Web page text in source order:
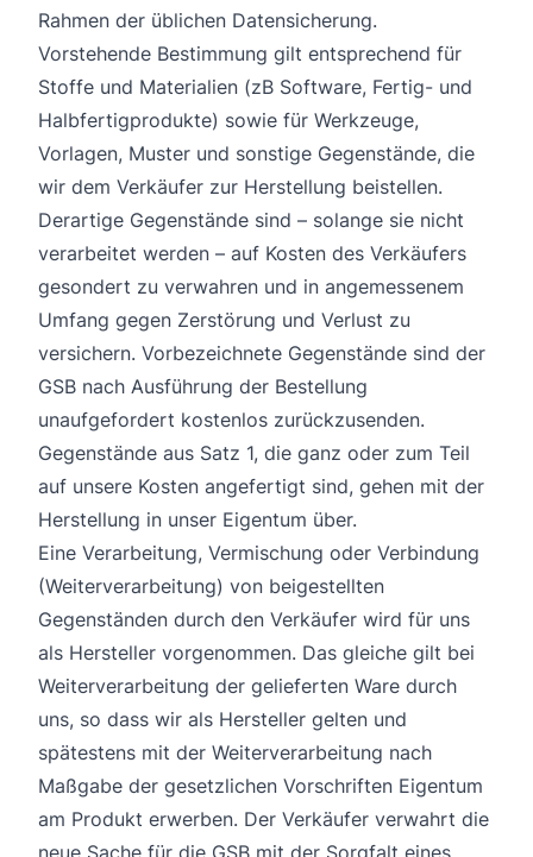
Rahmen der üblichen Datensicherung.
Vorstehende Bestimmung gilt entsprechend für
Stoffe und Materialien (zB Software, Fertig- und
Halbfertigprodukte) sowie für Werkzeuge,
Vorlagen, Muster und sonstige Gegenstände, die
wir dem Verkäufer zur Herstellung beistellen.
Derartige Gegenstände sind – solange sie nicht
verarbeitet werden – auf Kosten des Verkäufers
gesondert zu verwahren und in angemessenem
Umfang gegen Zerstörung und Verlust zu
versichern. Vorbezeichnete Gegenstände sind der
GSB nach Ausführung der Bestellung
unaufgefordert kostenlos zurückzusenden.
Gegenstände aus Satz 1, die ganz oder zum Teil
auf unsere Kosten angefertigt sind, gehen mit der
Herstellung in unser Eigentum über.
Eine Verarbeitung, Vermischung oder Verbindung
(Weiterverarbeitung) von beigestellten
Gegenständen durch den Verkäufer wird für uns
als Hersteller vorgenommen. Das gleiche gilt bei
Weiterverarbeitung der gelieferten Ware durch
uns, so dass wir als Hersteller gelten und
spätestens mit der Weiterverarbeitung nach
Maßgabe der gesetzlichen Vorschriften Eigentum
am Produkt erwerben. Der Verkäufer verwahrt die
neue Sache für die GSB mit der Sorgfalt eines